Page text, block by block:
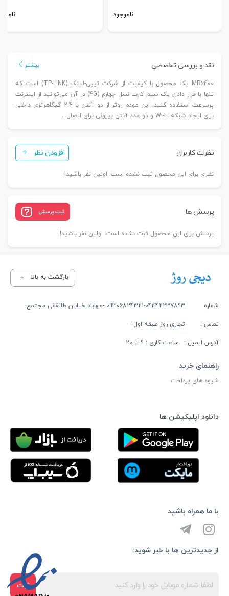
ناموجود
نقد و بررسی تخصصی بیشتر
MR6400 یک محصول با کیفیت از شرکت تیپی-لینک (TP-LINK) است که
تنها با قرار دادن یک سیم کارت نسل چهارم (4G) در آن می‌توانید از اینترنت
پرسرعت استفاده کنید. این مودم روتر از دو آنتن با 2.4 گیگاهرتزی داخلی
برای ایجاد شبکه Wi-Fi و دو عدد آنتن بیرونی برای اتصال...
نظرات کاربران افزودن نظر
نظری برای این محصول ثبت نشده است. اولین نفر باشید!
پرسش ها ثبت پرسش
پرسش برای این محصول ثبت نشده است. اولین نفر باشید!
بازگشت به بالا
شماره
تماس :
09306824321-04442237893 -مهاباد خیابان طالقانی مجتمع
تجاری روژ طبقه اول -
آدرس ایمیل : ساعت کاری : 9 تا 20
راهنمای خرید
شیوه های پرداخت
دانلود اپلیکیشن ها
از جدیدترین ها با خبر شوید:
ثبت
با ما همراه باشید